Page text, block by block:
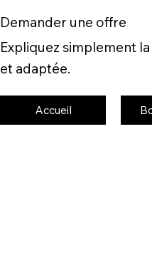
Demander une offre
Expliquez simplement
et adaptée.
Accueil